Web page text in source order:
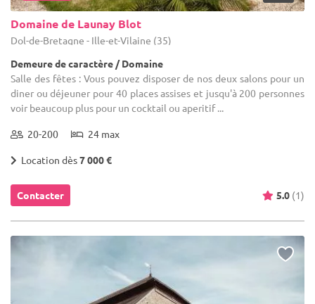
Domaine de Launay Blot
Dol-de-Bretagne - Ille-et-Vilaine (35)
Demeure de caractère / Domaine
Salle des fêtes : Vous pouvez disposer de nos deux salons pour un
diner ou déjeuner pour 40 places assises et jusqu'à 200 personnes
voir beaucoup plus pour un cocktail ou aperitif ...
20-200 24 max
Location dès7 000 €
Contacter 5.0 (1)